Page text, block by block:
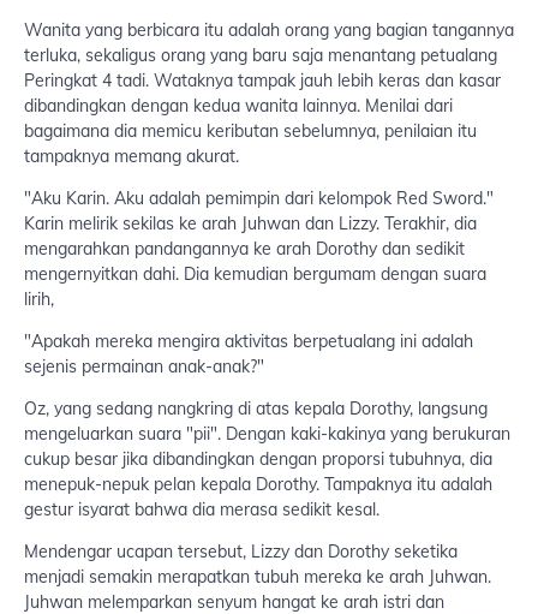
Wanita yang berbicara itu adalah orang yang bagian tangannya
terluka, sekaligus orang yang baru saja menantang petualang
Peringkat 4 tadi. Wataknya tampak jauh lebih keras dan kasar
dibandingkan dengan kedua wanita lainnya. Menilai dari
bagaimana dia memicu keributan sebelumnya, penilaian itu
tampaknya memang akurat.
"Aku Karin. Aku adalah pemimpin dari kelompok Red Sword."
Karin melirik sekilas ke arah Juhwan dan Lizzy. Terakhir, dia
mengarahkan pandangannya ke arah Dorothy dan sedikit
mengernyitkan dahi. Dia kemudian bergumam dengan suara
lirih,
"Apakah mereka mengira aktivitas berpetualang ini adalah
sejenis permainan anak-anak?"
Oz, yang sedang nangkring di atas kepala Dorothy, langsung
mengeluarkan suara "pii". Dengan kaki-kakinya yang berukuran
cukup besar jika dibandingkan dengan proporsi tubuhnya, dia
menepuk-nepuk pelan kepala Dorothy. Tampaknya itu adalah
gestur isyarat bahwa dia merasa sedikit kesal.
Mendengar ucapan tersebut, Lizzy dan Dorothy seketika
menjadi semakin merapatkan tubuh mereka ke arah Juhwan.
Juhwan melemparkan senyum hangat ke arah istri dan